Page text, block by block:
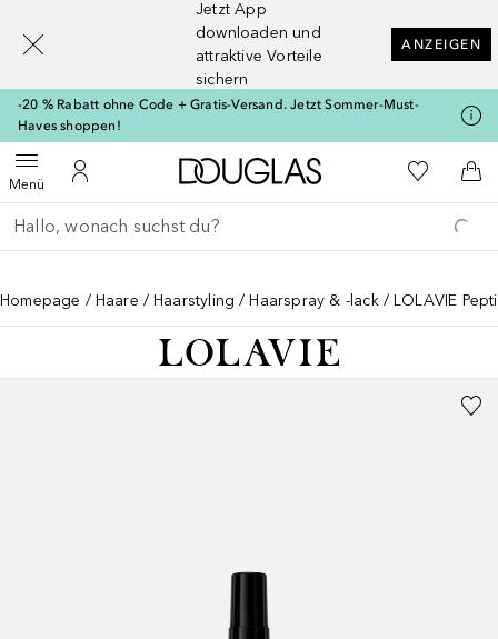
Jetzt App
downloaden und
attraktive Vorteile
sichern
ANZEIGEN
-20 % Rabatt ohne Code + Gratis-Versand. Jetzt Sommer-Must-
Haves shoppen!
MenüMenü öffnenZu Meinem Kundenkonto
Zur Douglas Startseite
Zu Meiner
Gehe zurück
Suche ausführen
Homepage Haare Haarstyling Haarspray & -lack LOLAVIE
[navigation.slideout.screenreader]